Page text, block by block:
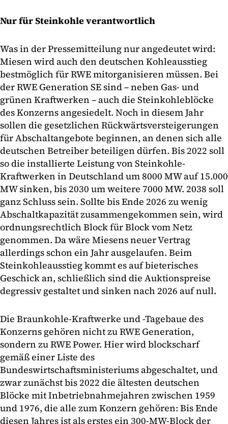
Nur für Steinkohle verantwortlich
Was in der Pressemitteilung nur angedeutet wird:
Miesen wird auch den deutschen Kohleausstieg
bestmöglich für RWE mitorganisieren müssen. Bei
der RWE Generation SE sind – neben Gas- und
grünen Kraftwerken – auch die Steinkohleblöcke
des Konzerns angesiedelt. Noch in diesem Jahr
sollen die gesetzlichen Rückwärtsversteigerungen
für Abschaltangebote beginnen, an denen sich alle
deutschen Betreiber beteiligen dürfen. Bis 2022 soll
so die installierte Leistung von Steinkohle-
Kraftwerken in Deutschland um 8000 MW auf 15.000
MW sinken, bis 2030 um weitere 7000 MW. 2038 soll
ganz Schluss sein. Sollte bis Ende 2026 zu wenig
Abschaltkapazität zusammengekommen sein, wird
ordnungsrechtlich Block für Block vom Netz
genommen. Da wäre Miesens neuer Vertrag
allerdings schon ein Jahr ausgelaufen. Beim
Steinkohleausstieg kommt es auf bieterisches
Geschick an, schließlich sind die Auktionspreise
degressiv gestaltet und sinken nach 2026 auf null.
Die Braunkohle-Kraftwerke und -Tagebaue des
Konzerns gehören nicht zu RWE Generation,
sondern zu RWE Power. Hier wird blockscharf
gemäß einer Liste des
Bundeswirtschaftsministeriums abgeschaltet, und
zwar zunächst bis 2022 die ältesten deutschen
Blöcke mit Inbetriebnahmejahren zwischen 1959
und 1976, die alle zum Konzern gehören: Bis Ende
diesen Jahres ist als erstes ein 300-MW-Block der